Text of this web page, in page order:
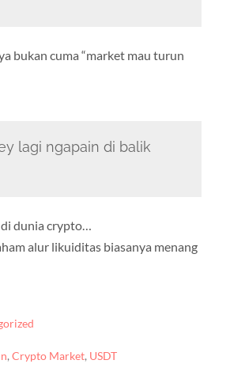
bukan cuma “market mau turun
lagi ngapain di balik
dunia crypto…
alur likuiditas biasanya menang
, Crypto Market, USDT